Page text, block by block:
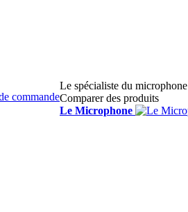
commande
Le spécialiste du microphone
Comparer des produits
Le Microphone